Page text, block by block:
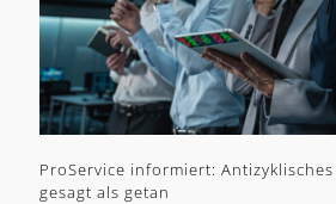
ProService informiert:
gesagt als getan